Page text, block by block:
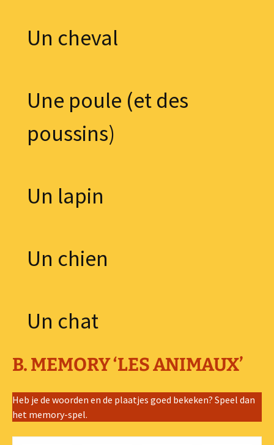
Un cheval
Une poule (et des
poussins)
Un lapin
Un chien
Un chat
B. MEMORY ‘LES ANIMAUX’
Heb je de woorden en de plaatjes goed bekeken? Speel dan
het memory-spel.